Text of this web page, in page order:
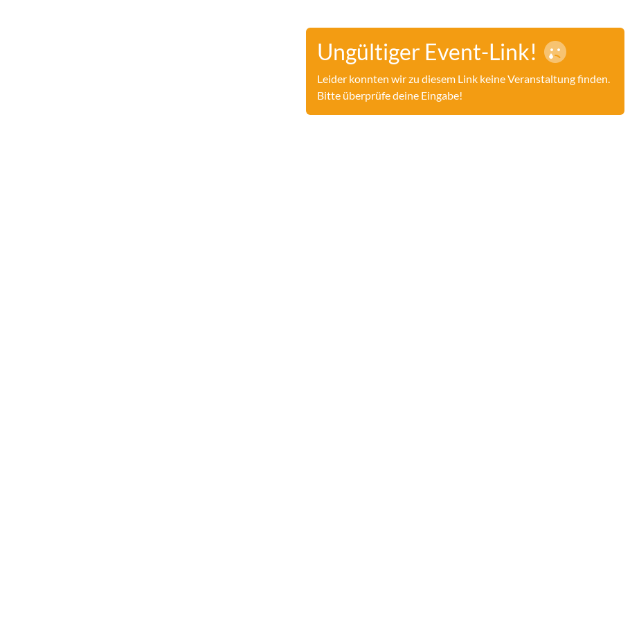
Ungültiger Event-Link!
Leider konnten wir zu diesem Link keine Veranstaltung finden.
Bitte überprüfe deine Eingabe!